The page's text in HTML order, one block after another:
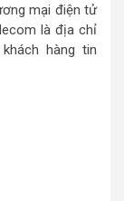
mại điện tử
là địa chỉ
hàng tin